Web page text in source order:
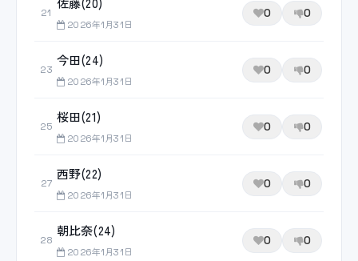
21
2026年1月31日
0 0
23
今田(24)
2026年1月31日
0 0
25
桜田(21)
2026年1月31日
0 0
27
西野(22)
2026年1月31日
0 0
28
朝比奈(24)
2026年1月31日
0 0